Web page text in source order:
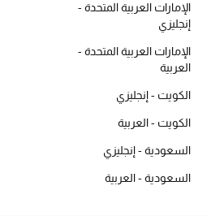
أحذية النسائية
تشكيلة الأحذية
الأحذية الرجالية
أحذية للأطفال
أبرز المصممين
الإمارات العربية المتحدة -
إنجليزي
الإمارات العربية المتحدة -
العربية
الكويت - إنجليزي
الكويت - العربية
السعودية - إنجليزي
السعودية - العربية